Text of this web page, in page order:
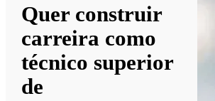
Quer construir
carreira como
técnico superior
de